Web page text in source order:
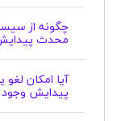
چگونه از
محدث
پیدایش وجود